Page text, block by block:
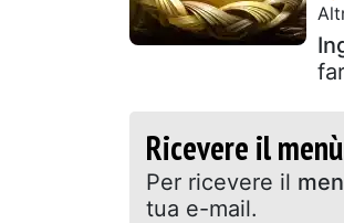
Ricevere il
Per ricevere il
tua e-mail.